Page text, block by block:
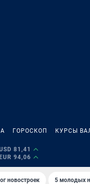
ГОРОСКОП КУРСЫ
81,41
EUR 94,06
новостроек 5 молодых